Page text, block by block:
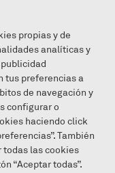
Zaraguetan – Apirilak 21
propias y de
analíticas y
tus preferencias a
de navegación y
configurar o
haciendo click
También
todas las cookies
“Aceptar todas”.